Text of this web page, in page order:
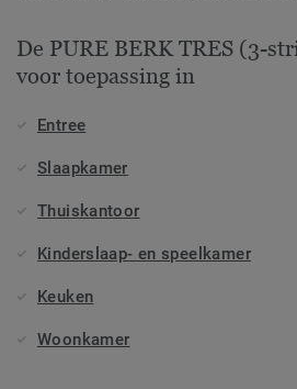
De PURE BERK TRES (3-
voor toepassing in
Entree
Slaapkamer
Thuiskantoor
Kinderslaap- en speelkamer
Keuken
Woonkamer